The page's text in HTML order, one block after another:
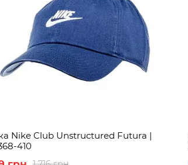
Nike Club Unstructured Futura |
410